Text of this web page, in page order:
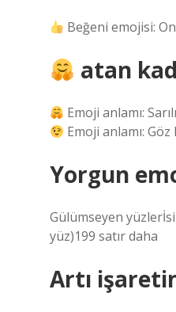
Beğeni emojisi:
atan
Emoji anlamı:
Emoji anlamı:
Yorgun
Gülümseyen
yüz)199 satır daha
Artı